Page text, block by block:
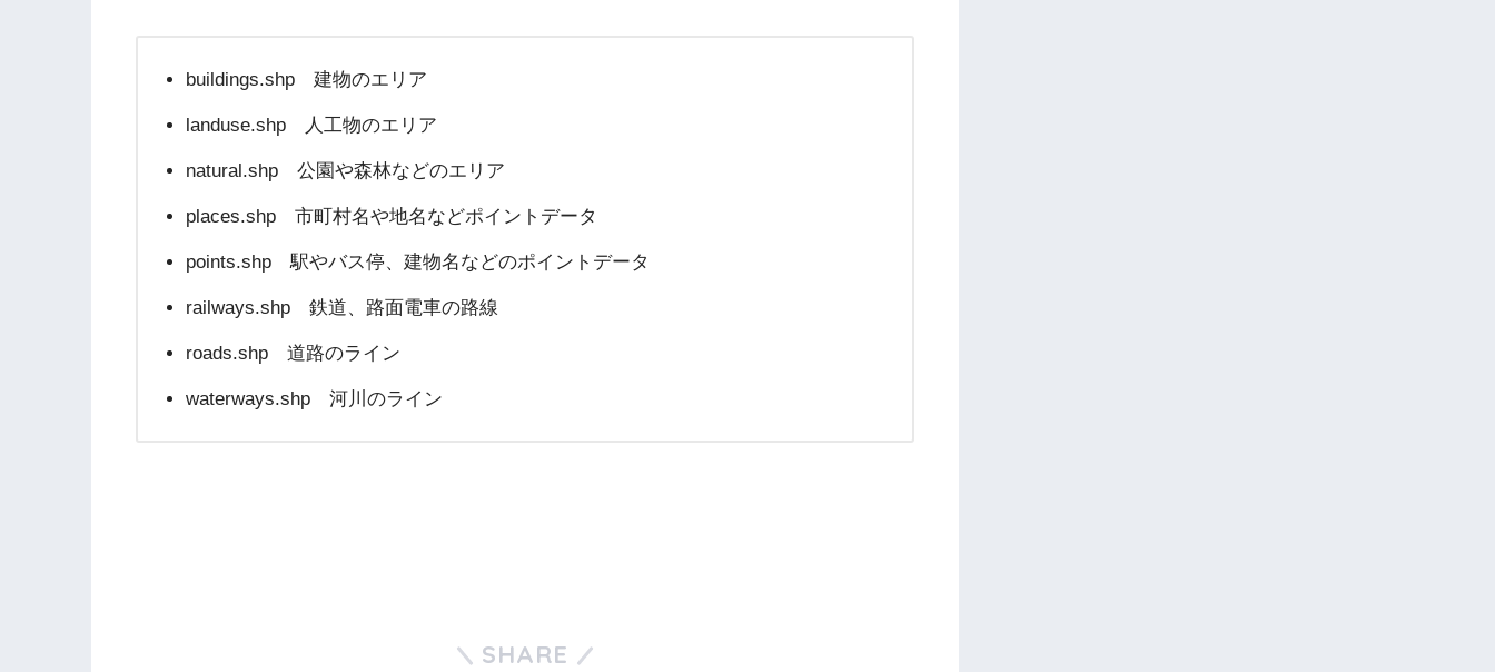
buildings.shp 建物のエリア
landuse.shp 人工物のエリア
natural.shp 公園や森林などのエリア
places.shp 市町村名や地名などポイントデータ
points.shp 駅やバス停、建物名などのポイントデータ
railways.shp 鉄道、路面電車の路線
roads.shp 道路のライン
waterways.shp 河川のライン
SHARE